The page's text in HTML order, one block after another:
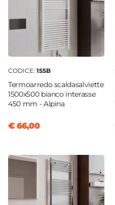
CODICE: 155B
Termoarredo scaldasalviette
1500x500 bianco interasse
450 mm - Alpina
€ 66,00